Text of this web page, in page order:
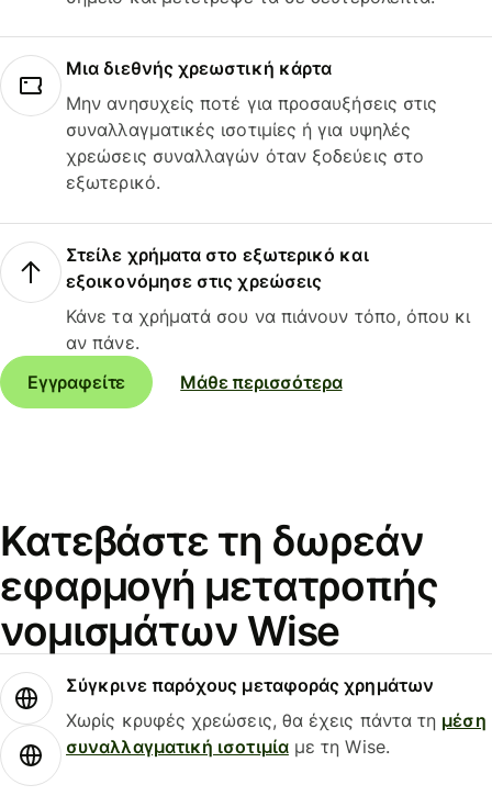
Μια διεθνής χρεωστική κάρτα
Μην ανησυχείς ποτέ για προσαυξήσεις στις
συναλλαγματικές ισοτιμίες ή για υψηλές
χρεώσεις συναλλαγών όταν ξοδεύεις στο
εξωτερικό.
Στείλε χρήματα στο εξωτερικό και
εξοικονόμησε στις χρεώσεις
Κάνε τα χρήματά σου να πιάνουν τόπο, όπου κι
αν πάνε.
Εγγραφείτε
Μάθε περισσότερα
Κατεβάστε τη δωρεάν
εφαρμογή μετατροπής
νομισμάτων Wise
Σύγκρινε παρόχους μεταφοράς χρημάτων
Χωρίς κρυφές χρεώσεις, θα έχεις πάντα τη μέση
συναλλαγματική ισοτιμίαμε τη Wise.